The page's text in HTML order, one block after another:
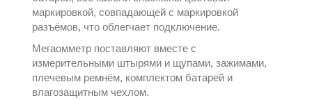
маркировкой, совпадающей с маркировкой
разъёмов, что облегчает подключение.
Мегаомметр поставляют вместе с
измерительными штырями и щупами, зажимами,
плечевым ремнём, комплектом батарей и
влагозащитным чехлом.